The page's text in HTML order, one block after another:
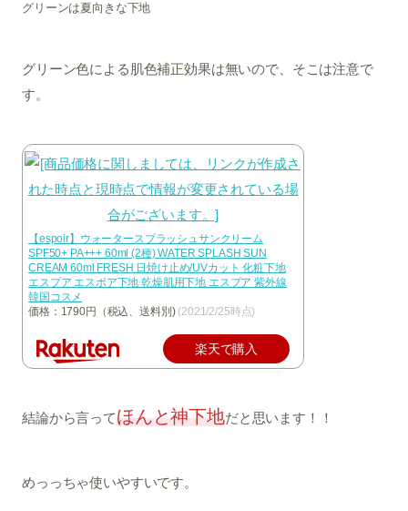
グリーンは夏向きな下地
グリーン色による肌色補正効果は無いので、そこは注意で
す。
【espoir】ウォータースプラッシュサンクリーム
SPF50+ PA+++ 60ml (2種) WATER SPLASH SUN
CREAM 60ml FRESH 日焼け止め/UVカット 化粧下地
エスプア エスポア下地 乾燥肌用下地 エスプア 紫外線
韓国コスメ
価格：1790円（税込、送料別) (2021/2/25時点)
楽天で購入
結論から言ってほんと神下地だと思います！！
めっっちゃ使いやすいです。